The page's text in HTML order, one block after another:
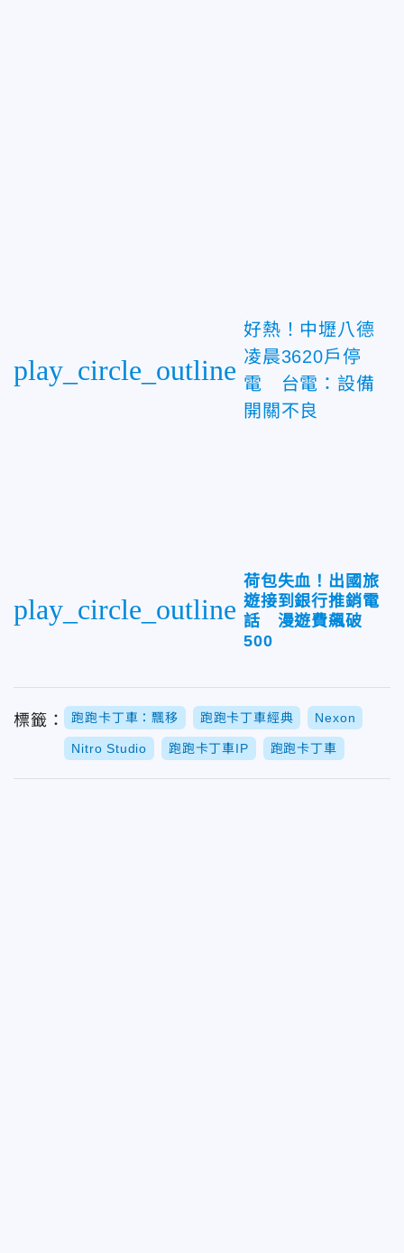
play_circle_outline
好熱！中壢八德
凌晨3620戶停
電 台電：設備
開關不良
play_circle_outline
荷包失血！出國旅
遊接到銀行推銷電
話 漫遊費飆破
500
標籤： 跑跑卡丁車：飄移 跑跑卡丁車經典 Nexon
Nitro Studio 跑跑卡丁車IP 跑跑卡丁車